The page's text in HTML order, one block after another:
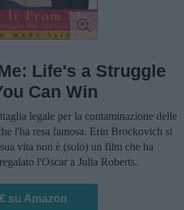
Life's a Struggle
Can Win
legale per la contaminazione delle
l'ha resa famosa. Erin Brockovich si
vita non è (solo) un film che ha
l'Oscar a Julia Roberts.
su Amazon